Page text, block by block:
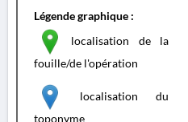
Légende graphique :
localisation de la
fouille/de l'opération
localisation du
toponyme